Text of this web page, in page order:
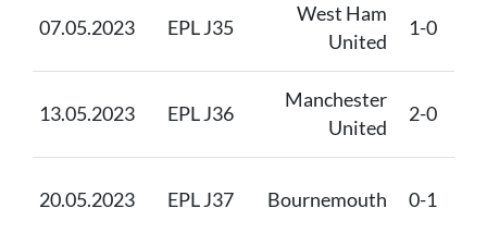
07.05.2023 EPL J35
West Ham
United
1-0
13.05.2023 EPL J36
Manchester
United
2-0
20.05.2023 EPL J37 Bournemouth 0-1